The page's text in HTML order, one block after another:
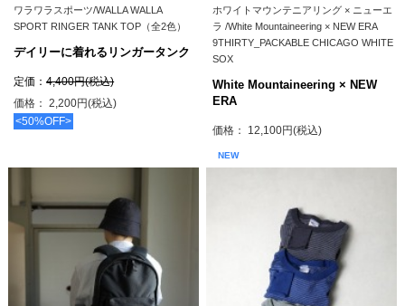
ワラワラスポーツ/WALLA WALLA
SPORT RINGER TANK TOP（全2色）
デイリーに着れるリンガータンク
定価：4,400円(税込)
価格： 2,200円(税込)
<50%OFF>
ホワイトマウンテニアリング × ニューエ
ラ /White Mountaineering × NEW ERA
9THIRTY_PACKABLE CHICAGO WHITE
SOX
White Mountaineering × NEW
ERA
価格： 12,100円(税込)
NEW